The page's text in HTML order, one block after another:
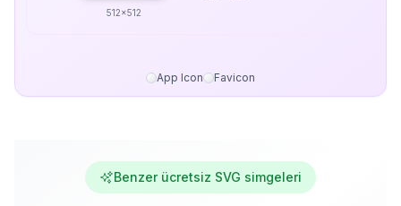
512x512
App Icon Favicon
Benzer ücretsiz SVG simgeleri